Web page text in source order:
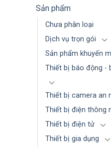
Sản phẩm
Chưa phân loại
Dịch vụ trọn gói
Sản phẩm khuyến
Thiết bị báo động -
Thiết bị camera an
Thiết bị điện thông
Thiết bị điện tử
Thiết bị gia dụng